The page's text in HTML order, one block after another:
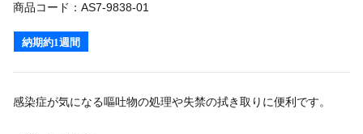
商品コード： AS7-9838-01
納期約1週間
感染症が気になる嘔吐物の処理や失禁の拭き取りに便利です。